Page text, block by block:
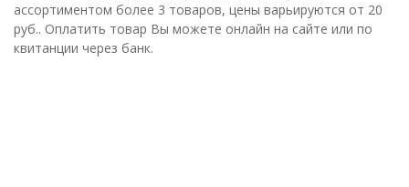
ассортиментом более 3 товаров, цены варьируются от 20
руб.. Оплатить товар Вы можете онлайн на сайте или по
квитанции через банк.